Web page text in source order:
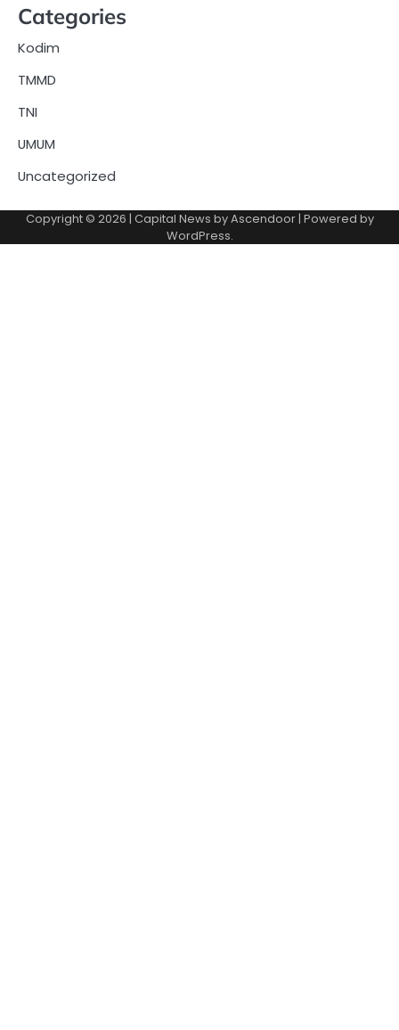
Categories
Kodim
TMMD
TNI
UMUM
Uncategorized
Copyright © 2026 | Capital News byAscendoor| Powered by
WordPress.